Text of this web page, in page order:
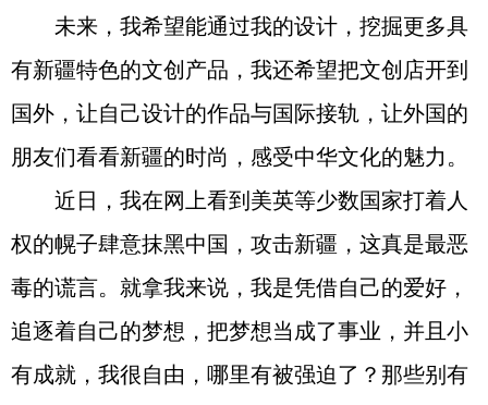
未来，我希望能通过我的设计，挖掘更多具
有新疆特色的文创产品，我还希望把文创店开到
国外，让自己设计的作品与国际接轨，让外国的
朋友们看看新疆的时尚，感受中华文化的魅力。
近日，我在网上看到美英等少数国家打着人
权的幌子肆意抹黑中国，攻击新疆，这真是最恶
毒的谎言。就拿我来说，我是凭借自己的爱好，
追逐着自己的梦想，把梦想当成了事业，并且小
有成就，我很自由，哪里有被强迫了？那些别有